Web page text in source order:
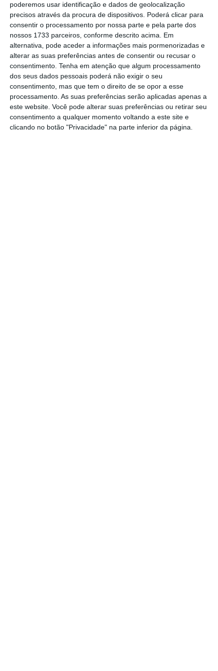
poderemos usar identificação e dados de geolocalização
precisos através da procura de dispositivos. Poderá clicar para
consentir o processamento por nossa parte e pela parte dos
nossos 1733 parceiros, conforme descrito acima. Em
alternativa, pode aceder a informações mais pormenorizadas e
alterar as suas preferências antes de consentir ou recusar o
consentimento. Tenha em atenção que algum processamento
dos seus dados pessoais poderá não exigir o seu
consentimento, mas que tem o direito de se opor a esse
processamento. As suas preferências serão aplicadas apenas a
este website. Você pode alterar suas preferências ou retirar seu
consentimento a qualquer momento voltando a este site e
clicando no botão "Privacidade" na parte inferior da página.
trabalhadores no trabalho remoto, vai
organizar a conferência online “Crisis Control:
How to Implement Remote Work in Your Team
When You’re Not Ready“, em resposta ao Covid-
19,para ajudar as empresas que não estão
preparadas a implementar o trabalho remoto
nas suas equipas da forma mais eficaz.
Nesta conferência,os três oradores vão
explicar de que forma as empresas podem